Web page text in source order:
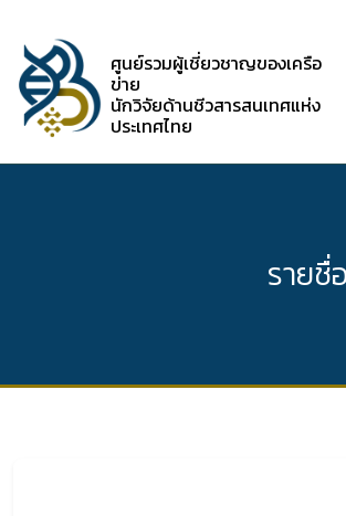
ศูนย์รวมผู้เชี่ยวชาญของเครือ
ข่าย
นักวิจัยด้านชีวสารสนเทศแห่ง
ประเทศไทย
รายชื่